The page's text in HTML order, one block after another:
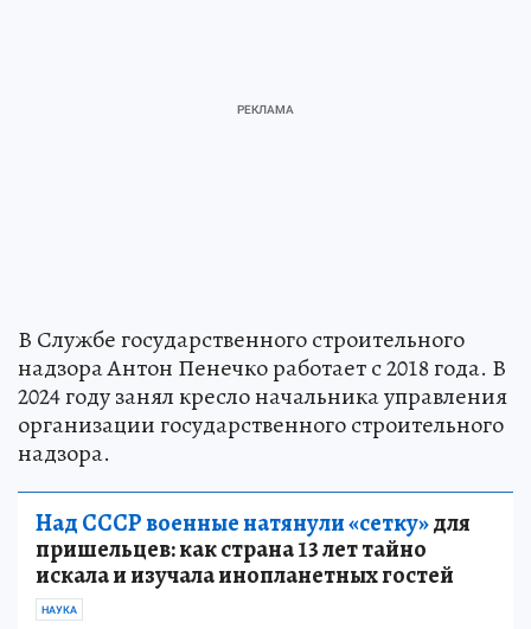
В Службе государственного строительного
надзора Антон Пенечко работает с 2018 года. В
2024 году занял кресло начальника управления
организации государственного строительного
надзора.
Над СССР военные натянули «сетку»для
пришельцев: как страна 13 лет тайно
искала и изучала инопланетных гостей
НАУКА